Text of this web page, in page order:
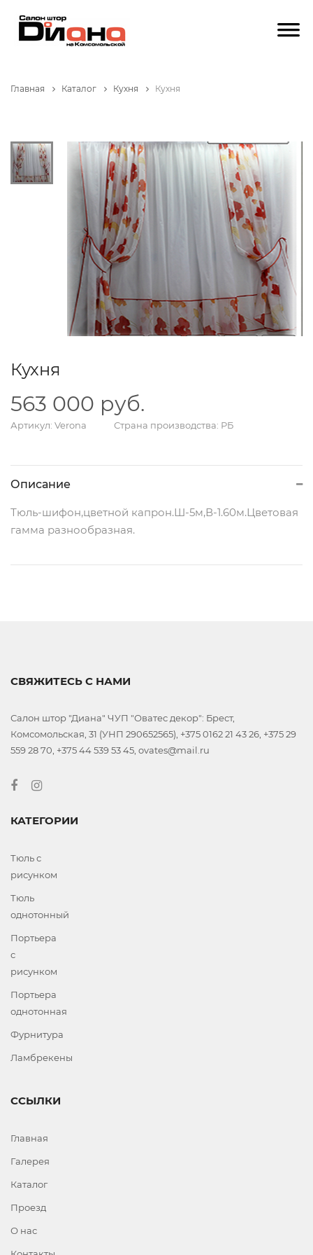
Главная Каталог Кухня Кухня
Кухня
563 000 руб.
Артикул: Verona Страна производства: РБ
Описание
Тюль-шифон,цветной капрон.Ш-5м,В-1.60м.Цветовая
гамма разнообразная.
СВЯЖИТЕСЬ С НАМИ
Салон штор "Диана" ЧУП "Оватес декор": Брест,
Комсомольская, 31 (УНП 290652565), +375 0162 21 43 26, +375 29
559 28 70, +375 44 539 53 45, ovates@mail.ru
КАТЕГОРИИ
Тюль с
рисунком
Тюль
однотонный
Портьера
с
рисунком
Портьера
однотонная
Фурнитура
Ламбрекены
ССЫЛКИ
Главная
Галерея
Каталог
Проезд
О нас